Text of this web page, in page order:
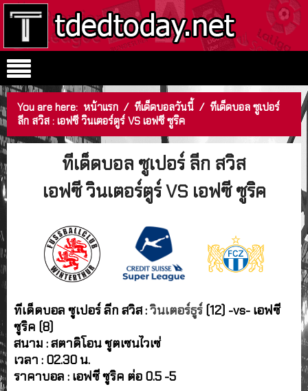
You are here: หน้าแรก / ทีเด็ดบอลวันนี้ / ทีเด็ดบอล ซูเปอร์
ลีก สวิส : เอฟซี วินเตอร์ตูร์ VS เอฟซี ซูริค
ทีเด็ดบอล ซูเปอร์ ลีก สวิส
เอฟซี วินเตอร์ตูร์ VS เอฟซี ซูริค
ทีเด็ดบอล ซูเปอร์ ลีก สวิส :วินเตอร์ธูร์ (12) -vs- เอฟซี
ซูริค (8)
สนาม : สตาดิโอน ชูตเซนไวเซ่
เวลา : 02.30 น.
ราคาบอล : เอฟซี ซูริค ต่อ 0.5 -5